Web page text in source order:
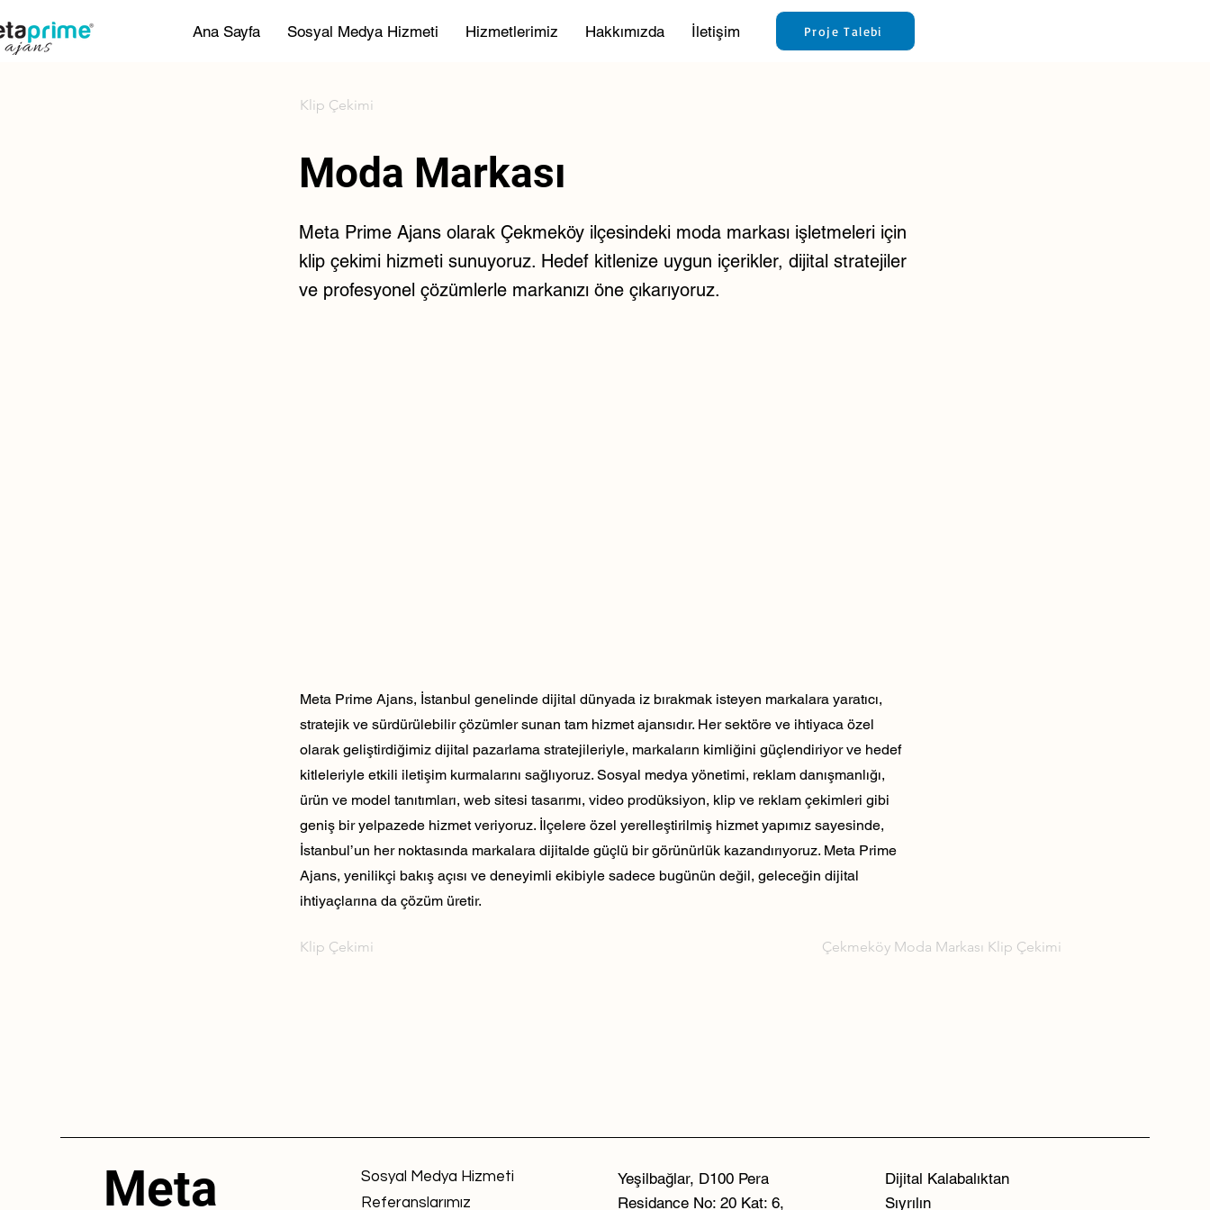
Ana Sayfa Sosyal Medya Hizmeti Hizmetlerimiz Hakkımızda İletişim Proje Talebi
Klip Çekimi
Moda Markası
Meta Prime Ajans olarak Çekmeköy ilçesindeki moda markası işletmeleri için
klip çekimi hizmeti sunuyoruz. Hedef kitlenize uygun içerikler, dijital stratejiler
ve profesyonel çözümlerle markanızı öne çıkarıyoruz.
Meta Prime Ajans, İstanbul genelinde dijital dünyada iz bırakmak isteyen markalara yaratıcı,
stratejik ve sürdürülebilir çözümler sunan tam hizmet ajansıdır. Her sektöre ve ihtiyaca özel
olarak geliştirdiğimiz dijital pazarlama stratejileriyle, markaların kimliğini güçlendiriyor ve hedef
kitleleriyle etkili iletişim kurmalarını sağlıyoruz. Sosyal medya yönetimi, reklam danışmanlığı,
ürün ve model tanıtımları, web sitesi tasarımı, video prodüksiyon, klip ve reklam çekimleri gibi
geniş bir yelpazede hizmet veriyoruz. İlçelere özel yerelleştirilmiş hizmet yapımız sayesinde,
İstanbul’un her noktasında markalara dijitalde güçlü bir görünürlük kazandırıyoruz. Meta Prime
Ajans, yenilikçi bakış açısı ve deneyimli ekibiyle sadece bugünün değil, geleceğin dijital
ihtiyaçlarına da çözüm üretir.
Klip Çekimi Çekmeköy Moda Markası Klip Çekimi
Meta
Sosyal Medya Hizmeti
Referanslarımız
Yeşilbağlar, D100 Pera
Residance No: 20 Kat: 6,
Dijital Kalabalıktan
Sıyrılın